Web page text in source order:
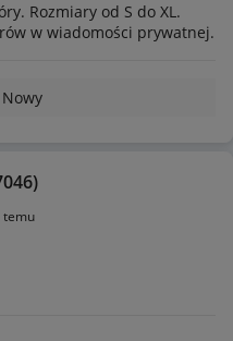
Rozmiary od S do XL.
w wiadomości prywatnej.
Nowy
temu